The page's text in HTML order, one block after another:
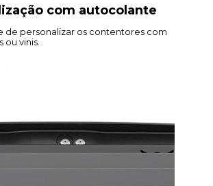
com autocolante
de personalizar os contentores com
ou vinis.